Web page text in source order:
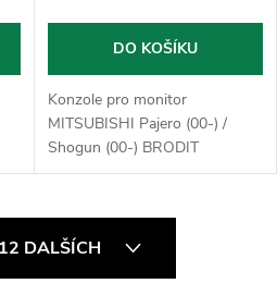
DO KOŠÍKU
Konzole pro monitor
MITSUBISHI Pajero (00-) /
Shogun (00-) BRODIT
DALŠÍCH